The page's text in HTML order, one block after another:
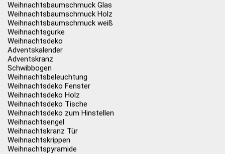
Weihnachtsbaumschmuck Glas
Weihnachtsbaumschmuck Holz
Weihnachtsbaumschmuck weiß
Weihnachtsgurke
Weihnachtsdeko
Adventskalender
Adventskranz
Schwibbogen
Weihnachtsbeleuchtung
Weihnachtsdeko Fenster
Weihnachtsdeko Holz
Weihnachtsdeko Tische
Weihnachtsdeko zum Hinstellen
Weihnachtsengel
Weihnachtskranz Tür
Weihnachtskrippen
Weihnachtspyramide